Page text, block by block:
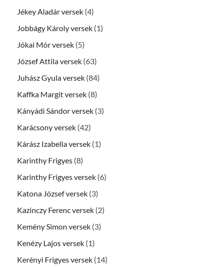
Jékey Aladár versek (4)
Jobbágy Károly versek (1)
Jókai Mór versek (5)
József Attila versek (63)
Juhász Gyula versek (84)
Kaffka Margit versek (8)
Kányádi Sándor versek (3)
Karácsony versek (42)
Kárász Izabella versek (1)
Karinthy Frigyes (8)
Karinthy Frigyes versek (6)
Katona József versek (3)
Kazinczy Ferenc versek (2)
Kemény Simon versek (3)
Kenézy Lajos versek (1)
Kerényi Frigyes versek (14)